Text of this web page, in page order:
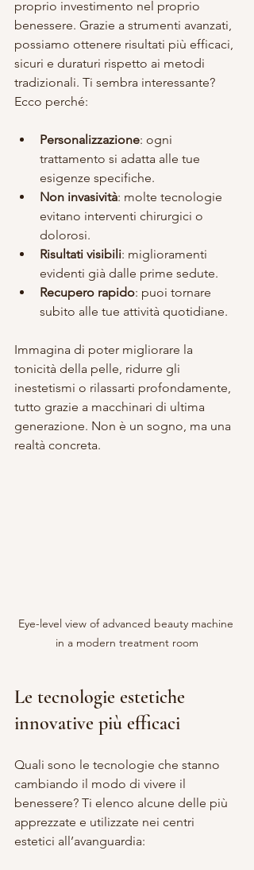
proprio investimento nel proprio
benessere. Grazie a strumenti avanzati,
possiamo ottenere risultati più efficaci,
sicuri e duraturi rispetto ai metodi
tradizionali. Ti sembra interessante?
Ecco perché:
Personalizzazione: ogni
trattamento si adatta alle tue
esigenze specifiche.
Non invasività: molte tecnologie
evitano interventi chirurgici o
dolorosi.
Risultati visibili: miglioramenti
evidenti già dalle prime sedute.
Recupero rapido: puoi tornare
subito alle tue attività quotidiane.
Immagina di poter migliorare la
tonicità della pelle, ridurre gli
inestetismi o rilassarti profondamente,
tutto grazie a macchinari di ultima
generazione. Non è un sogno, ma una
realtà concreta.
Eye-level view of advanced beauty machine
in a modern treatment room
Le tecnologie estetiche
innovative più efficaci
Quali sono le tecnologie che stanno
cambiando il modo di vivere il
benessere? Ti elenco alcune delle più
apprezzate e utilizzate nei centri
estetici all’avanguardia: